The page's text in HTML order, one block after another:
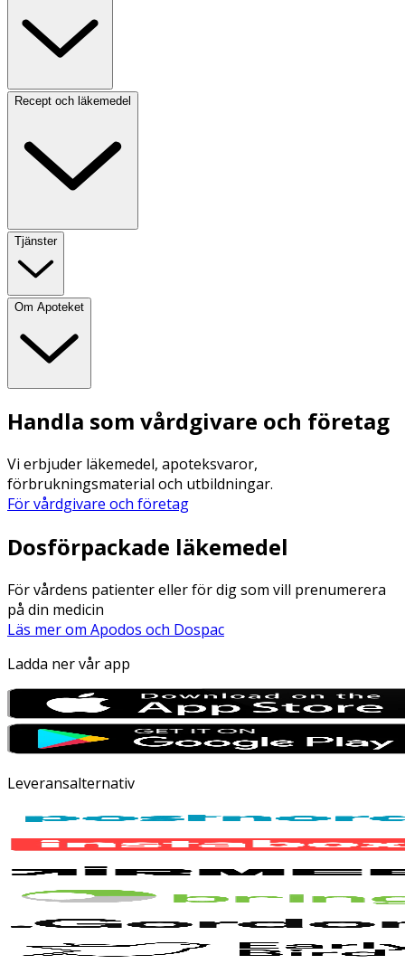
Recept och läkemedel
Tjänster
Om Apoteket
Handla som vårdgivare och företag
Vi erbjuder läkemedel, apoteksvaror,
förbrukningsmaterial och utbildningar.
För vårdgivare och företag
Dosförpackade läkemedel
För vårdens patienter eller för dig som vill prenumerera
på din medicin
Läs mer om Apodos och Dospac
Ladda ner vår app
Leveransalternativ